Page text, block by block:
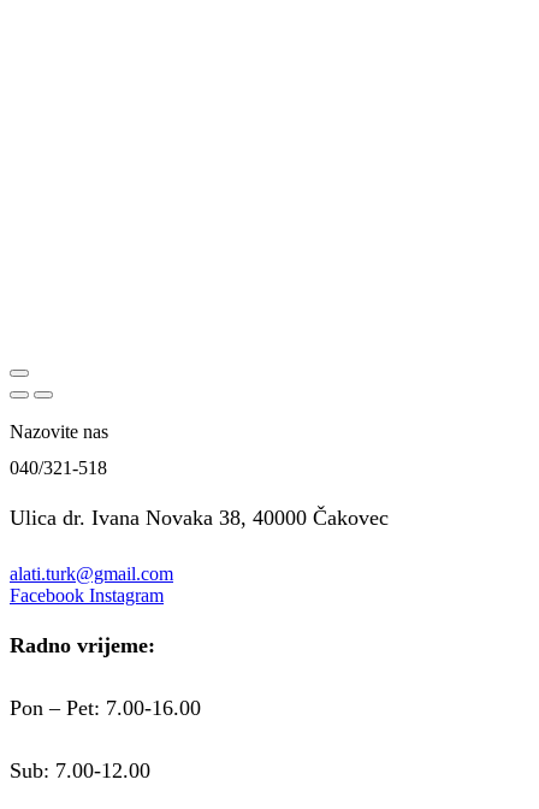
Nazovite nas
040/321-518
Ulica dr. Ivana Novaka 38, 40000 Čakovec
alati.turk@gmail.com
Facebook Instagram
Radno vrijeme:
Pon – Pet: 7.00-16.00
Sub: 7.00-12.00